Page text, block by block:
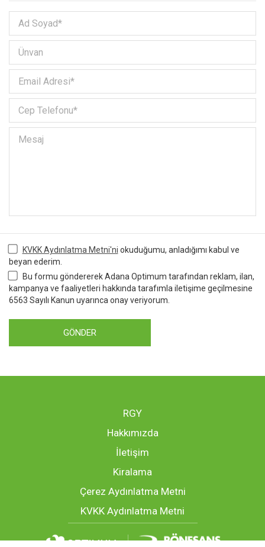
KVKK Aydınlatma Metni'ni okuduğumu, anladığımı kabul ve
beyan ederim.
Bu formu göndererek Adana Optimum tarafından reklam, ilan,
kampanya ve faaliyetleri hakkında tarafımla iletişime geçilmesine
6563 Sayılı Kanun uyarınca onay veriyorum.
GÖNDER
RGY
Hakkımızda
İletişim
Kiralama
Çerez Aydınlatma Metni
KVKK Aydınlatma Metni